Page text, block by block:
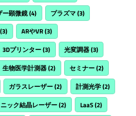
ー顕微鏡(4) プラズマ(3)
(3) ARやVR(3)
3Dプリンター(3) 光変調器(3)
生物医学計測器(2) セミナー(2)
ガラスレーザー(2) 計測光学(2)
ック結晶レーザー(2) LaaS(2)